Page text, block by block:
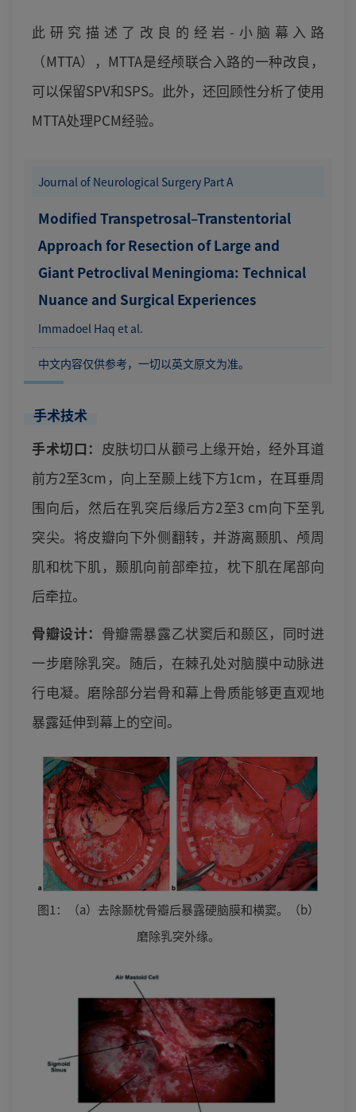
此研究描述了改良的经岩-小脑幕入路
（MTTA），MTTA是经颅联合入路的一种改良，
可以保留SPV和SPS。此外，还回顾性分析了使用
MTTA处理PCM经验。
Journal of Neurological Surgery Part A
Modified Transpetrosal–Transtentorial
Approach for Resection of Large and
Giant Petroclival Meningioma: Technical
Nuance and Surgical Experiences
Immadoel Haq et al.
中文内容仅供参考，一切以英文原文为准。
手术技术
手术切口： 皮肤切口从颧弓上缘开始，经外耳道
前方2至3cm，向上至颞上线下方1cm，在耳垂周
围向后，然后在乳突后缘后方2至3 cm向下至乳
突尖。将皮瓣向下外侧翻转，并游离颞肌、颅周
肌和枕下肌，颞肌向前部牵拉，枕下肌在尾部向
后牵拉。
骨瓣设计： 骨瓣需暴露乙状窦后和颞区，同时进
一步磨除乳突。随后，在棘孔处对脑膜中动脉进
行电凝。磨除部分岩骨和幕上骨质能够更直观地
暴露延伸到幕上的空间。
图1：（a）去除颞枕骨瓣后暴露硬脑膜和横窦。（b）
磨除乳突外缘。